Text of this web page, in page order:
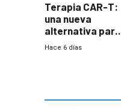
Terapia CAR-T:
una nueva
alternativa para
niños y
Hace 6 días